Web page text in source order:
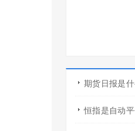
恒指是自动